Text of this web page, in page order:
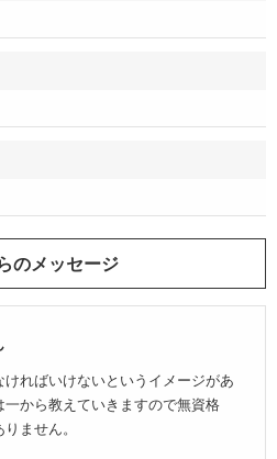
のメッセージ
ればいけないというイメージがあ
から教えていきますので無資格
ません。